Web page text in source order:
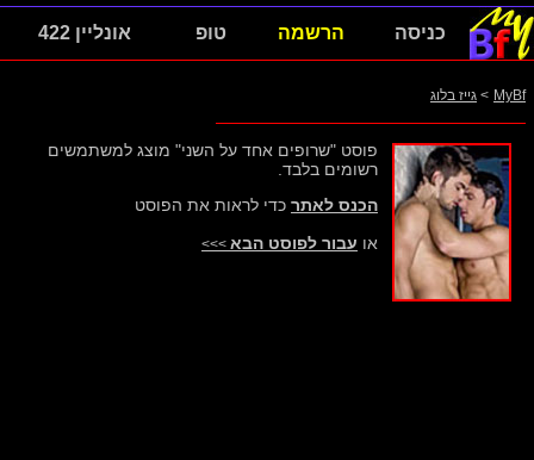
כניסה הרשמה טופ אונליין 422
MyBf
> גייז בלוג
פוסט "שרופים אחד על השני" מוצג למשתמשים
רשומים בלבד.
הכנס לאתר כדי לראות את הפוסט
או עבור לפוסט הבא >>>